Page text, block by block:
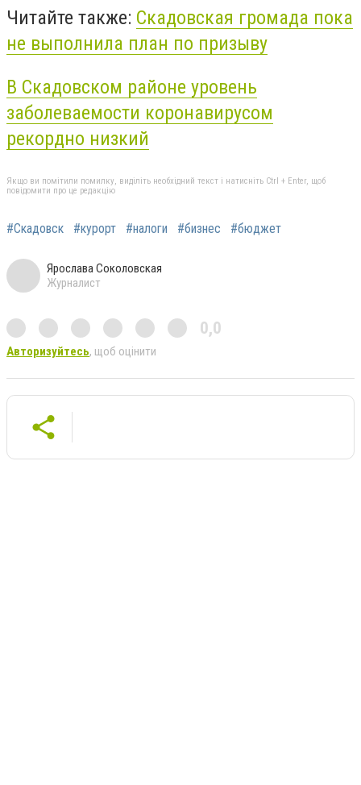
Читайте также: Скадовская громада пока
не выполнила план по призыву
В Скадовском районе уровень
заболеваемости коронавирусом
рекордно низкий
Якщо ви помітили помилку, виділіть необхідний текст і натисніть Ctrl + Enter, щоб
повідомити про це редакцію
#Скадовск #курорт #налоги #бизнес #бюджет
Ярослава Соколовская
Журналист
0,0
Авторизуйтесь, щоб оцінити